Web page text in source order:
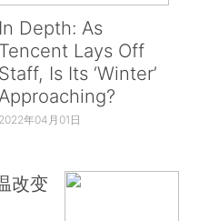
In Depth: As
Tencent Lays Off
Staff, Is Its ‘Winter’
2022年04月01日
改变